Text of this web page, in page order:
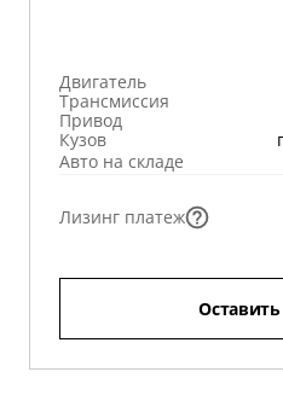
Двигатель
Трансмиссия
Привод
Кузов
Авто на складе
Лизинг платеж